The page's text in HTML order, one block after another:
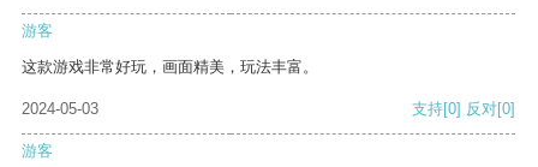
游客
这款游戏非常好玩，画面精美，玩法丰富。
2024-05-03 支持[0] 反对[0]
游客